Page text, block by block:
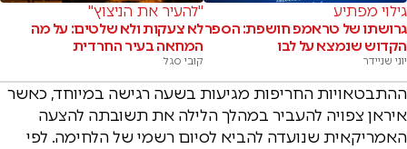
גילוי מפתיע
גרושתו של טראמפ חושפת: הספר
הקדוש שנמצא על לבו
יוני שניידר
"להעיר את הניצוץ"
לא צעקות ולא שלטים: על מה
המחאה בעיר החרדית
קובי סגל
ההתבטאויות החריפות מגיעות בשעה רגישה במיוחד, כאשר
איראן צפויה להעביר במהלך הלילה את תשובתה להצעה
האמריקאית שנועדה להביא לסיום רשמי של הלחימה. לפי